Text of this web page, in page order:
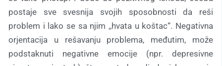
postaje sve svesnija svojih sposobnosti da reši
problem i lako se sa njim ,,hvata u koštac“. Negativna
orjentacija u rešavanju problema, međutim, može
podstaknuti negativne emocije (npr. depresivne